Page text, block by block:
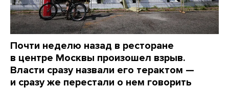
Почти неделю назад в ресторане
в центре Москвы произошел взрыв.
Власти сразу назвали его терактом —
и сразу же перестали о нем говорить